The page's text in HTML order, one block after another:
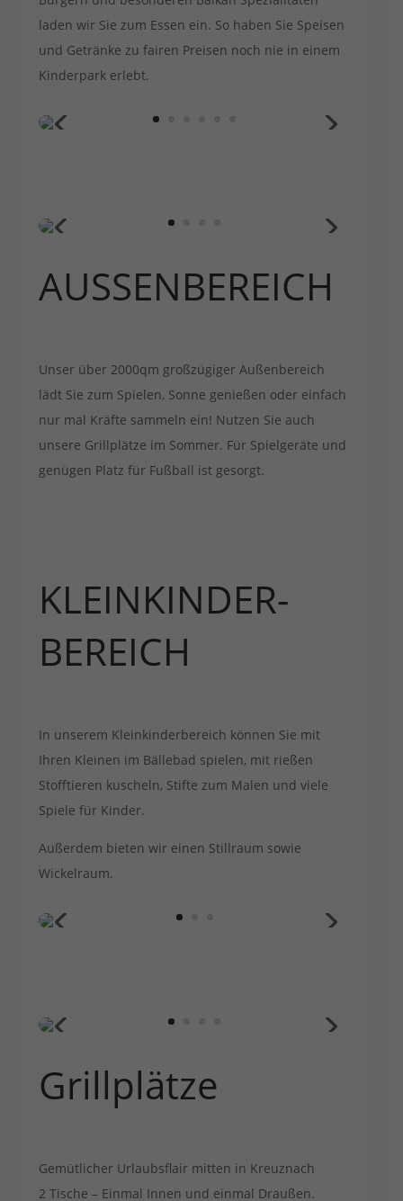
laden wir Sie zum Essen ein. So haben Sie Speisen
und Getränke zu fairen Preisen noch nie in einem
Kinderpark erlebt.
AUSSENBEREICH
Unser über 2000qm großzügiger Außenbereich
lädt Sie zum Spielen, Sonne genießen oder einfach
nur mal Kräfte sammeln ein! Nutzen Sie auch
unsere Grillplätze im Sommer. Für Spielgeräte und
genügen Platz für Fußball ist gesorgt.
KLEINKINDER-
BEREICH
In unserem Kleinkinderbereich können Sie mit
Ihren Kleinen im Bällebad spielen, mit rießen
Stofftieren kuscheln, Stifte zum Malen und viele
Spiele für Kinder.
Außerdem bieten wir einen Stillraum sowie
Wickelraum.
Grillplätze
Gemütlicher Urlaubsflair mitten in Kreuznach
2 Tische – Einmal Innen und einmal Draußen.